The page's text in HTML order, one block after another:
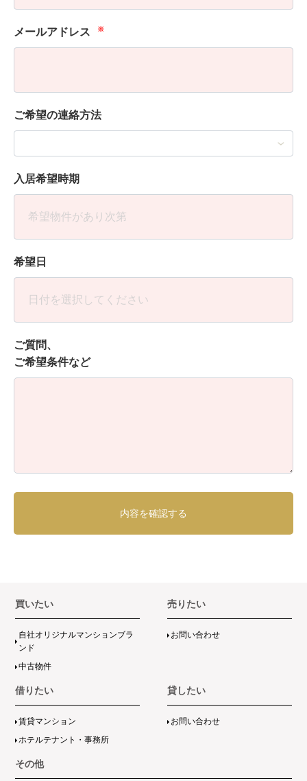
メールアドレス ※
ご希望の連絡方法
入居希望時期
希望日
ご質問、
ご希望条件など
買いたい
自社オリジナルマンションブラ
ンド
中古物件
売りたい
お問い合わせ
借りたい
賃貸マンション
ホテルテナント・事務所
貸したい
お問い合わせ
その他